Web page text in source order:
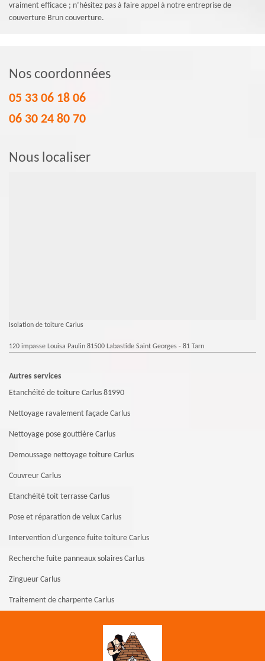
vraiment efficace ; n’hésitez pas à faire appel à notre entreprise de
couverture Brun couverture.
Nos coordonnées
05 33 06 18 06
06 30 24 80 70
Nous localiser
Isolation de toiture Carlus
120 impasse Louisa Paulin 81500 Labastide Saint Georges - 81 Tarn
Autres services
Etanchéité de toiture Carlus 81990
Nettoyage ravalement façade Carlus
Nettoyage pose gouttière Carlus
Demoussage nettoyage toiture Carlus
Couvreur Carlus
Etanchéité toit terrasse Carlus
Pose et réparation de velux Carlus
Intervention d'urgence fuite toiture Carlus
Recherche fuite panneaux solaires Carlus
Zingueur Carlus
Traitement de charpente Carlus